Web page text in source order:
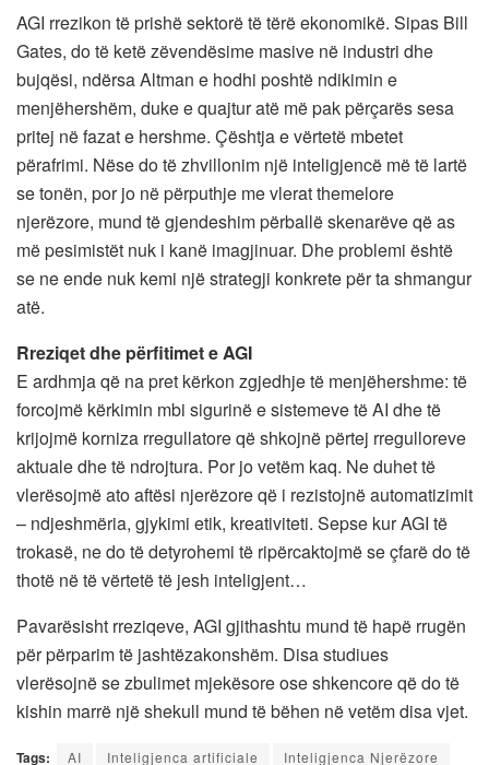
AGI rrezikon të prishë sektorë të tërë ekonomikë. Sipas Bill
Gates, do të ketë zëvendësime masive në industri dhe
bujqësi, ndërsa Altman e hodhi poshtë ndikimin e
menjëhershëm, duke e quajtur atë më pak përçarës sesa
pritej në fazat e hershme. Çështja e vërtetë mbetet
përafrimi. Nëse do të zhvillonim një inteligjencë më të lartë
se tonën, por jo në përputhje me vlerat themelore
njerëzore, mund të gjendeshim përballë skenarëve që as
më pesimistët nuk i kanë imagjinuar. Dhe problemi është
se ne ende nuk kemi një strategji konkrete për ta shmangur
atë.
Rreziqet dhe përfitimet e AGI
E ardhmja që na pret kërkon zgjedhje të menjëhershme: të
forcojmë kërkimin mbi sigurinë e sistemeve të AI dhe të
krijojmë korniza rregullatore që shkojnë përtej rregulloreve
aktuale dhe të ndrojtura. Por jo vetëm kaq. Ne duhet të
vlerësojmë ato aftësi njerëzore që i rezistojnë automatizimit
– ndjeshmëria, gjykimi etik, kreativiteti. Sepse kur AGI të
trokasë, ne do të detyrohemi të ripërcaktojmë se çfarë do të
thotë në të vërtetë të jesh inteligjent…
Pavarësisht rreziqeve, AGI gjithashtu mund të hapë rrugën
për përparim të jashtëzakonshëm. Disa studiues
vlerësojnë se zbulimet mjekësore ose shkencore që do të
kishin marrë një shekull mund të bëhen në vetëm disa vjet.
Tags: AI Inteligjenca artificiale
Inteligjenca Njerëzore